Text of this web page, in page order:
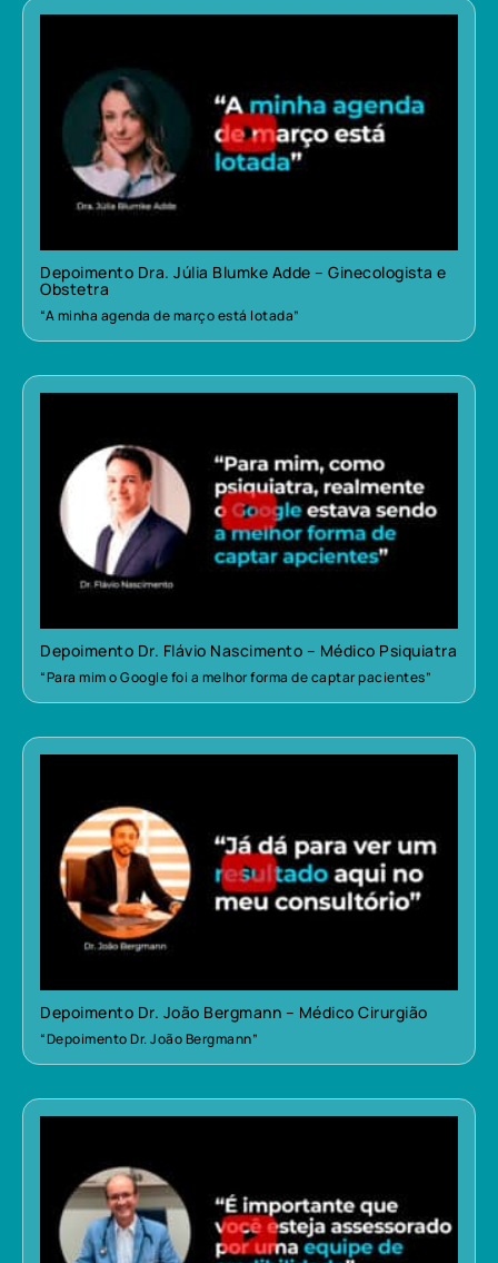
Depoimento Dra. Júlia Blumke Adde – Ginecologista e
Obstetra
“A minha agenda de março está lotada”
Depoimento Dr. Flávio Nascimento – Médico Psiquiatra
“Para mim o Google foi a melhor forma de captar pacientes”
Depoimento Dr. João Bergmann – Médico Cirurgião
“Depoimento Dr. João Bergmann”